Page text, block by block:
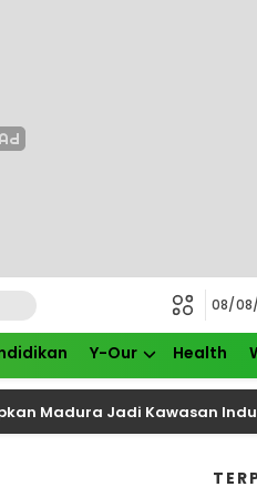
08/
Y-Our Health
Madura Jadi Kawasan Industri